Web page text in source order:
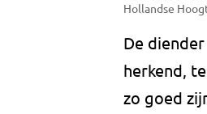
Hollandse
De
herkend,
zo goed